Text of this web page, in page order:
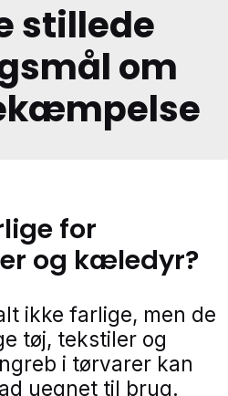
stillede
om
for
og kæledyr?
ikke farlige, men de
tøj, tekstiler og
i tørvarer kan
uegnet til brug.